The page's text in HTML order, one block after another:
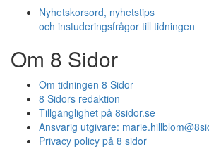
Nyhetskorsord, nyhetstips
och instuderingsfrågor till tidningen
Om 8 Sidor
Om tidningen 8 Sidor
8 Sidors redaktion
Tillgänglighet på 8sidor.se
Ansvarig utgivare:
Privacy policy på 8 sidor